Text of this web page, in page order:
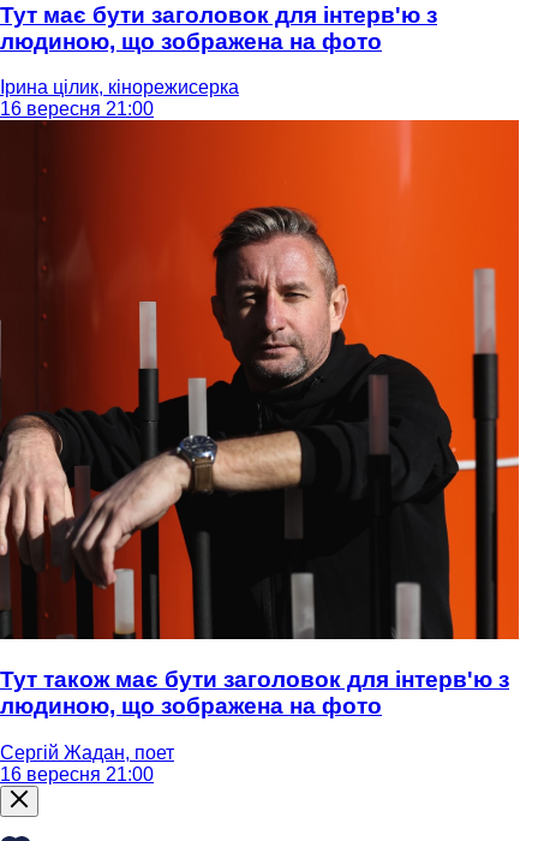
Тут має бути заголовок для інтерв'ю з
людиною, що зображена на фото
Ірина цілик, кінорежисерка
16 вересня 21:00
Тут також має бути заголовок для інтерв'ю з
людиною, що зображена на фото
Сергій Жадан, поет
16 вересня 21:00